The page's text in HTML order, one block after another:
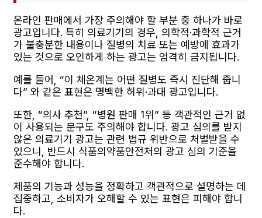
온라인 판매에서 가장 주의해야 할 부분 중 하나가 바로
광고입니다. 특히 의료기기의 경우, 의학적·과학적 근거
가 불충분한 내용이나 질병의 치료 또는 예방에 효과가
있는 것으로 오인하게 하는 광고는 엄격히 금지됩니다.
예를 들어, “이 체온계는 어떤 질병도 즉시 진단해 줍니
다” 와 같은 표현은 명백한 허위·과대 광고입니다.
또한, “의사 추천”, “병원 판매 1위” 등 객관적인 근거 없
이 사용되는 문구도 주의해야 합니다. 광고 심의를 받지
않은 의료기기 광고는 관련 법규 위반으로 처벌받을 수
있으니, 반드시 식품의약품안전처의 광고 심의 기준을
준수해야 합니다.
제품의 기능과 성능을 정확하고 객관적으로 설명하는 데
집중하고, 소비자가 오해할 수 있는 표현은 피해야 합니
다.